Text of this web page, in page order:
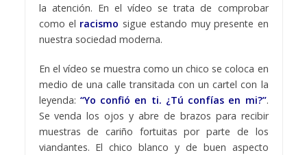
la atención. En el vídeo se trata de comprobar
como el racismo sigue estando muy presente en
nuestra sociedad moderna.
En el vídeo se muestra como un chico se coloca en
medio de una calle transitada con un cartel con la
leyenda: “Yo confió en ti. ¿Tú confías en mi?”.
Se venda los ojos y abre de brazos para recibir
muestras de cariño fortuitas por parte de los
viandantes. El chico blanco y de buen aspecto